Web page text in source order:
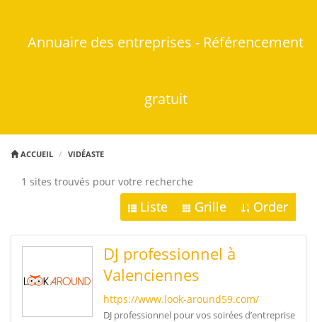
Annuaire des entreprises - Référencement
gratuit
ACCUEIL VIDÉASTE
1 sites trouvés pour votre recherche
Liste Grille Order
DJ professionnel à
Valenciennes
https://www.look-around59.com/
DJ professionnel pour vos soirées d’entreprise